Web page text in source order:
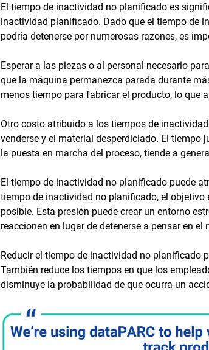
El tiempo de inactividad no planificado es
inactividad planificado. Dado que el tiempo de
podría detenerse por numerosas razones, es
Esperar a las piezas o al personal necesario
que la máquina permanezca parada durante
menos tiempo para fabricar el producto, lo que
Otro costo atribuido a los tiempos de
venderse y el material desperdiciado. El
la puesta en marcha del proceso, tiende a
El tiempo de inactividad no planificado puede
tiempo de inactividad no planificado, el
posible. Esta presión puede crear un entorno
reaccionen en lugar de detenerse a pensar en el
Reducir el tiempo de inactividad no planificado
También reduce los tiempos en que los
disminuye la probabilidad de que ocurra un